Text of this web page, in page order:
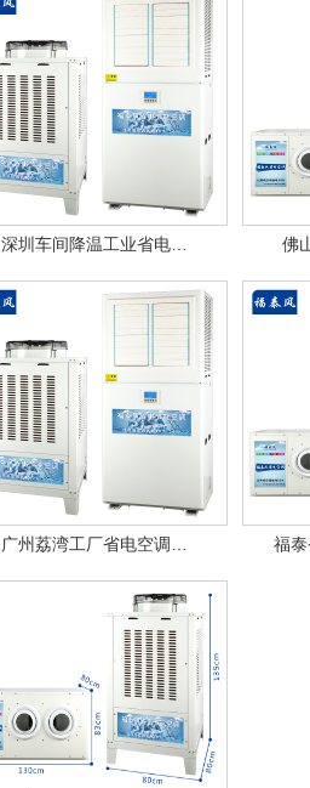
深圳车间降温工业省电… 佛
广州荔湾工厂省电空调… 福